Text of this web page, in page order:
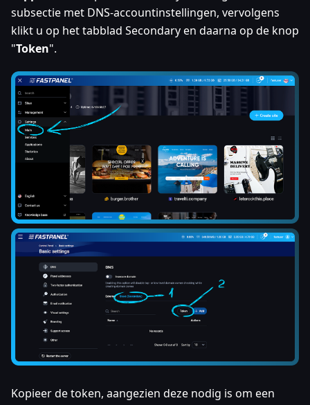
subsectie met DNS-accountinstellingen, vervolgens
klikt u op het tabblad Secondary en daarna op de knop
"Token".
Kopieer de token, aangezien deze nodig is om een